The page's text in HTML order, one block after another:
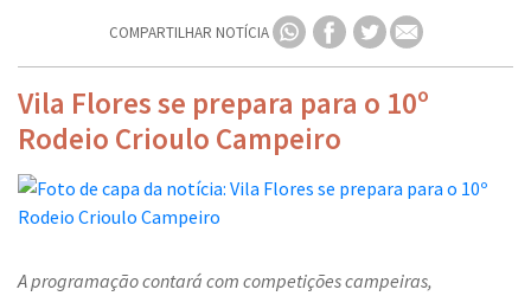
COMPARTILHAR NOTÍCIA
Vila Flores se prepara para o 10º
Rodeio Crioulo Campeiro
A programação contará com competições campeiras,